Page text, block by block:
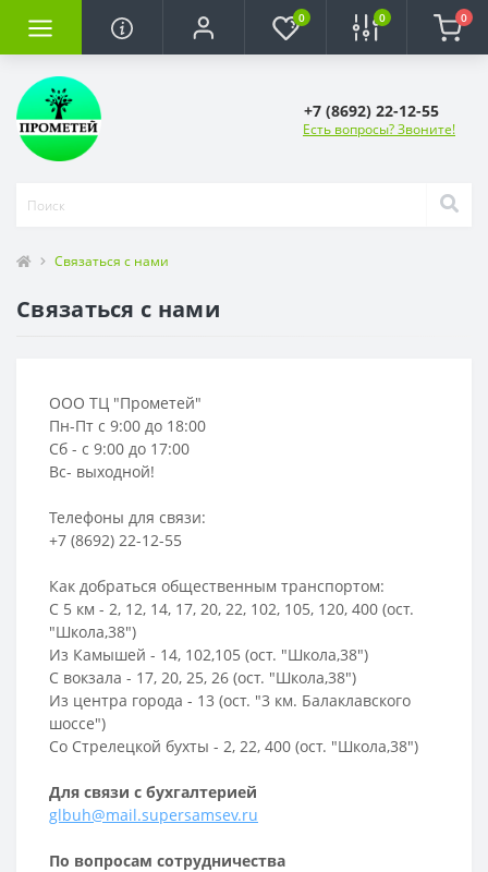
0 0 0
+7 (8692) 22-12-55
Есть вопросы? Звоните!
Связаться с нами
Связаться с нами
ООО ТЦ "Прометей"
Пн-Пт с 9:00 до 18:00
Сб - с 9:00 до 17:00
Вс- выходной!
Телефоны для связи:
+7 (8692) 22-12-55
Как добраться общественным транспортом:
С 5 км - 2, 12, 14, 17, 20, 22, 102, 105, 120, 400 (ост.
"Школа,38")
Из Камышей - 14, 102,105 (ост. "Школа,38")
С вокзала - 17, 20, 25, 26 (ост. "Школа,38")
Из центра города - 13 (ост. "3 км. Балаклавского
шоссе")
Со Стрелецкой бухты - 2, 22, 400 (ост. "Школа,38")
Для связи с бухгалтерией
glbuh@mail.supersamsev.ru
По вопросам сотрудничества